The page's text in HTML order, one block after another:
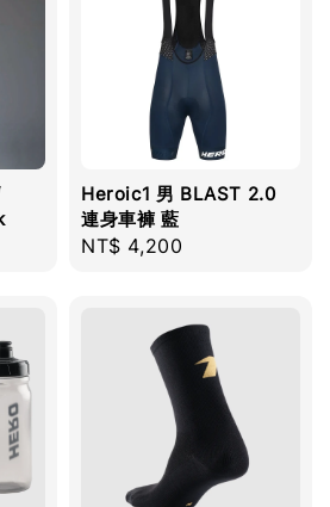
Heroic1 男 BLAST 2.0
連身車褲 藍
Regular
NT$ 4,200